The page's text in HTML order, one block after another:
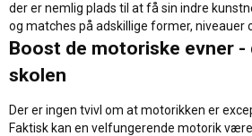
der er nemlig plads til at få sin indre
og matches på adskillige former, niveauer
Boost de motoriske evner -
skolen
Der er ingen tvivl om at motorikken er
Faktisk kan en velfungerende motorik